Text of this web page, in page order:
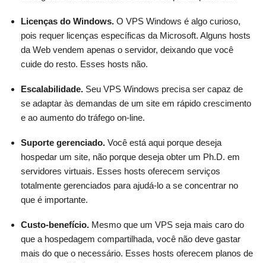
Licenças do Windows. O VPS Windows é algo curioso,
pois requer licenças específicas da Microsoft. Alguns hosts
da Web vendem apenas o servidor, deixando que você
cuide do resto. Esses hosts não.
Escalabilidade. Seu VPS Windows precisa ser capaz de
se adaptar às demandas de um site em rápido crescimento
e ao aumento do tráfego on-line.
Suporte gerenciado. Você está aqui porque deseja
hospedar um site, não porque deseja obter um Ph.D. em
servidores virtuais. Esses hosts oferecem serviços
totalmente gerenciados para ajudá-lo a se concentrar no
que é importante.
Custo-benefício. Mesmo que um VPS seja mais caro do
que a hospedagem compartilhada, você não deve gastar
mais do que o necessário. Esses hosts oferecem planos de